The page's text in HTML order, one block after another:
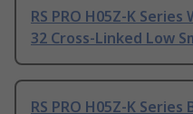
RS PRO H05Z-K
32 Cross-Linked Low
RS PRO H05Z-K Series